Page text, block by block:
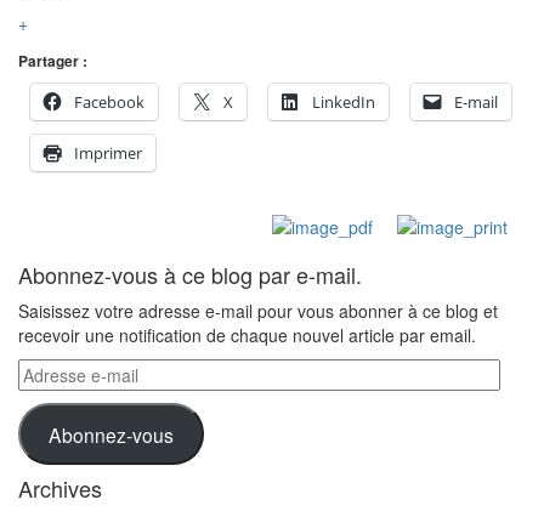
+Read
Partager :
Facebook
X LinkedIn E-mail
Imprimer
Abonnez-vous à ce blog par e-mail.
Saisissez votre adresse e-mail pour vous abonner à ce blog et
recevoir une notification de chaque nouvel article par email.
Adresse
e-
mail
Abonnez-vous
Archives